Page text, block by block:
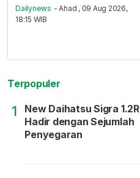
Dailynews - Ahad , 09 Aug 2026,
18:15 WIB
Terpopuler
1
New Daihatsu Sigra 1.2R
Hadir dengan Sejumlah
Penyegaran